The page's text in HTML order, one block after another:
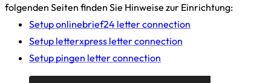
folgenden Seiten finden Sie Hinweise zur Einrichtung:
Setup onlinebrief24 letter connection
Setup letterxpress letter connection
Setup pingen letter connection